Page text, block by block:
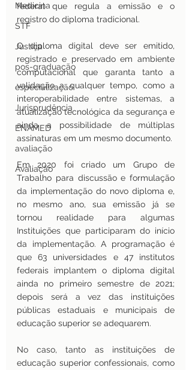
Medicina
STF
Justiça
pos-graduação
especialização
Jurisprudência
ENAMED
avaliação
Avaliação
federal que regula a emissão e o
registro do diploma tradicional.
O diploma digital deve ser emitido,
registrado e preservado em ambiente
computacional que garanta tanto a
validação a qualquer tempo, como a
interoperabilidade entre sistemas, a
atualização tecnológica da segurança e
ainda a possibilidade de múltiplas
assinaturas em um mesmo documento.
Em 2020 foi criado um Grupo de
Trabalho para discussão e formulação
da implementação do novo diploma e,
no mesmo ano, sua emissão já se
tornou realidade para algumas
Instituições que participaram do início
da implementação. A programação é
que 63 universidades e 47 institutos
federais implantem o diploma digital
ainda no primeiro semestre de 2021;
depois será a vez das instituições
públicas estaduais e municipais de
educação superior se adequarem.
No caso, tanto as instituições de
educação superior confessionais, como